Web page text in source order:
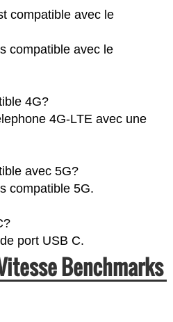
compatible avec le
compatible avec le
4G?
4G-LTE avec une
avec 5G?
compatible 5G.
port USB C.
Benchmarks